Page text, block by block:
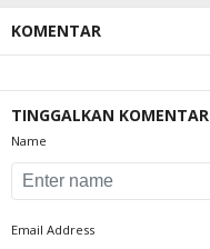
KOMENTAR
TINGGALKAN KOMENTAR
Name
Email Address